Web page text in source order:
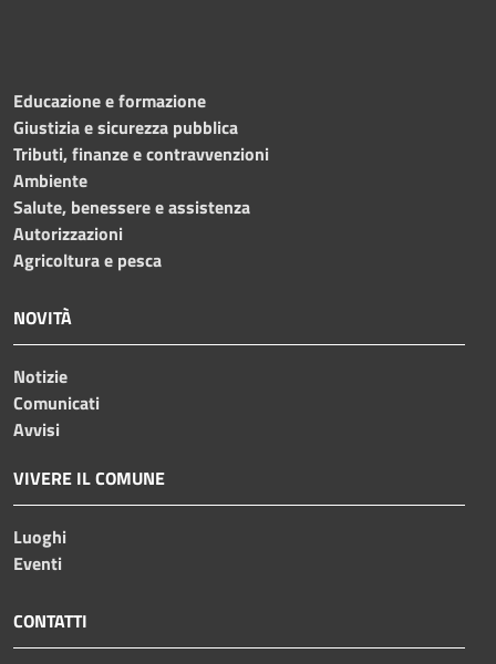
Educazione e formazione
Giustizia e sicurezza pubblica
Tributi, finanze e contravvenzioni
Ambiente
Salute, benessere e assistenza
Autorizzazioni
Agricoltura e pesca
NOVITÀ
Notizie
Comunicati
Avvisi
VIVERE IL COMUNE
Luoghi
Eventi
CONTATTI